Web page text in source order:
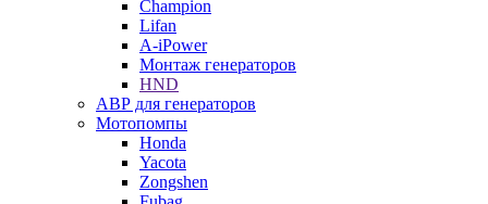
Champion
Lifan
A-iPower
Монтаж генераторов
HND
АВР для генераторов
Мотопомпы
Honda
Yacota
Zongshen